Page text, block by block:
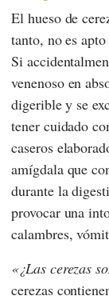
El hueso de
tanto, no es
Si
venenoso en
digerible y se
tener cuidado
caseros
amígdala que
durante la
provocar una
calambres,
¿Las cerezas
cerezas